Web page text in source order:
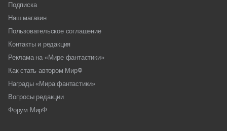
Подписка
Наш магазин
Пользовательское соглашение
Контакты и редакция
Реклама на «Мире фантастики»
Как стать автором МирФ
Награды «Мира фантастики»
Вопросы редакции
Форум МирФ